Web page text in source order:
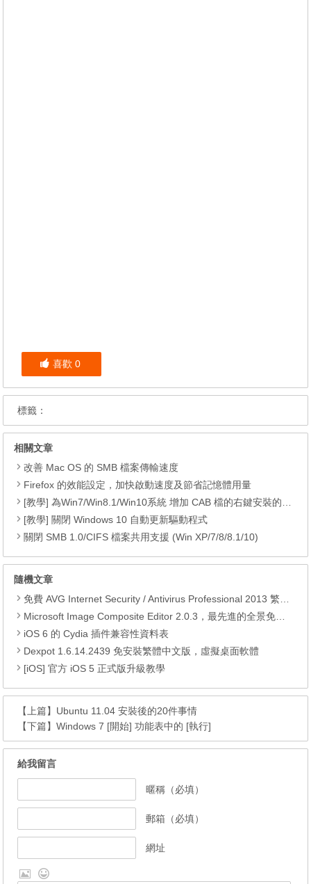
喜歡 0
標籤：
相關文章
改善 Mac OS 的 SMB 檔案傳輸速度
Firefox 的效能設定，加快啟動速度及節省記憶體用量
[教學] 為Win7/Win8.1/Win10系統 增加 CAB 檔的右鍵安裝的功能
[教學] 關閉 Windows 10 自動更新驅動程式
關閉 SMB 1.0/CIFS 檔案共用支援 (Win XP/7/8/8.1/10)
隨機文章
免費 AVG Internet Security / Antivirus Professional 2013 繁體中文版正版序號
Microsoft Image Composite Editor 2.0.3，最先進的全景免費拼接軟體
iOS 6 的 Cydia 插件兼容性資料表
Dexpot 1.6.14.2439 免安裝繁體中文版，虛擬桌面軟體
[iOS] 官方 iOS 5 正式版升級教學
【上篇】 Ubuntu 11.04 安裝後的20件事情
【下篇】Windows 7 [開始] 功能表中的 [執行]
給我留言
暱稱（必填）
郵箱（必填）
網址